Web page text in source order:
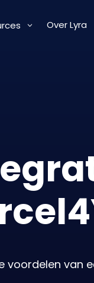
Over Lyra
voordelen van